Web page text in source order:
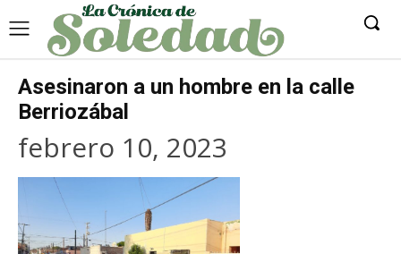
Asesinaron a un hombre en la calle
Berriozábal
febrero 10, 2023